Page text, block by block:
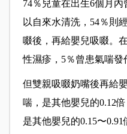
74％兒童在出生6個月
以自來水清洗，54％則
啜後，再給嬰兒吸啜。
性濕疹，5％曾患氣喘發
但雙親吸啜奶嘴後再給
喘，是其他嬰兒的0.12
是其他嬰兒的0.15〜